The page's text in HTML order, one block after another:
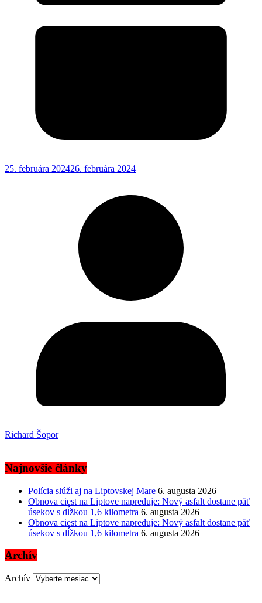
25. februára 202426. februára 2024
Richard Šopor
Najnovšie články
Polícia slúži aj na Liptovskej Mare 6. augusta 2026
Obnova ciest na Liptove napreduje: Nový asfalt dostane päť
úsekov s dĺžkou 1,6 kilometra 6. augusta 2026
Obnova ciest na Liptove napreduje: Nový asfalt dostane päť
úsekov s dĺžkou 1,6 kilometra 6. augusta 2026
Archív
Archív